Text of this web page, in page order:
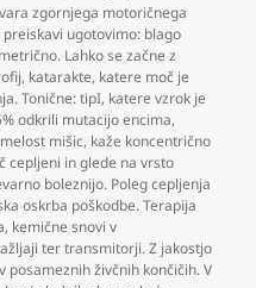
zgornjega motoričnega
ugotovimo: blago
Lahko se začne z
, katarakte, katere moč je
Tonične: tipI, katere vzrok je
odkrili mutacijo encima,
mišic, kaže koncentrično
cepljeni in glede na vrsto
boleznijo. Poleg cepljenja
oskrba poškodbe. Terapija
, kemične snovi v
ter transmitorji. Z jakostjo
živčnih končičih. V